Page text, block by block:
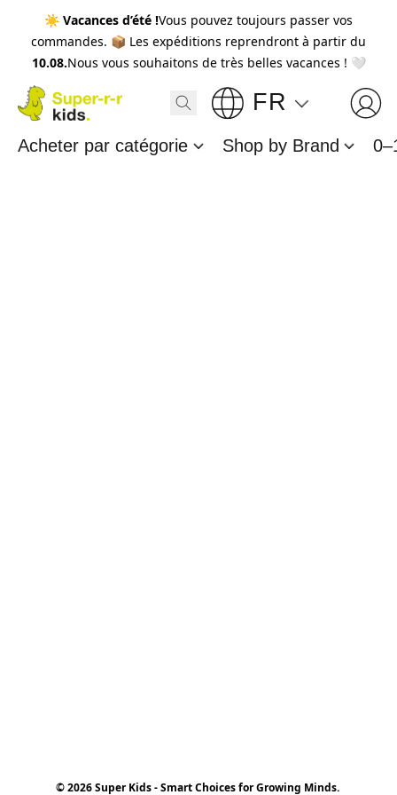
☀️ Vacances d’été !Vous pouvez toujours passer vos
commandes. 📦 Les expéditions reprendront à partir du
10.08.Nous vous souhaitons de très belles vacances ! 🤍
FR
Acheter par catégorie Shop by Brand
© 2026 Super Kids - Smart Choices for Growing Minds.